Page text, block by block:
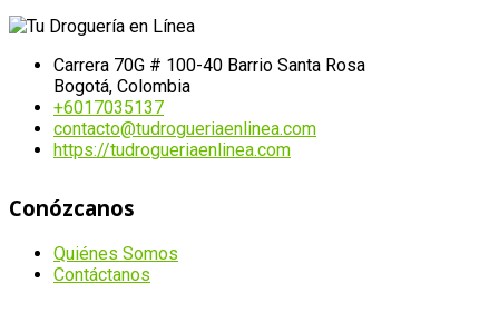
Carrera 70G # 100-40 Barrio Santa Rosa
Bogotá, Colombia
+6017035137
contacto@tudrogueriaenlinea.com
https://tudrogueriaenlinea.com
Conózcanos
Quiénes Somos
Contáctanos